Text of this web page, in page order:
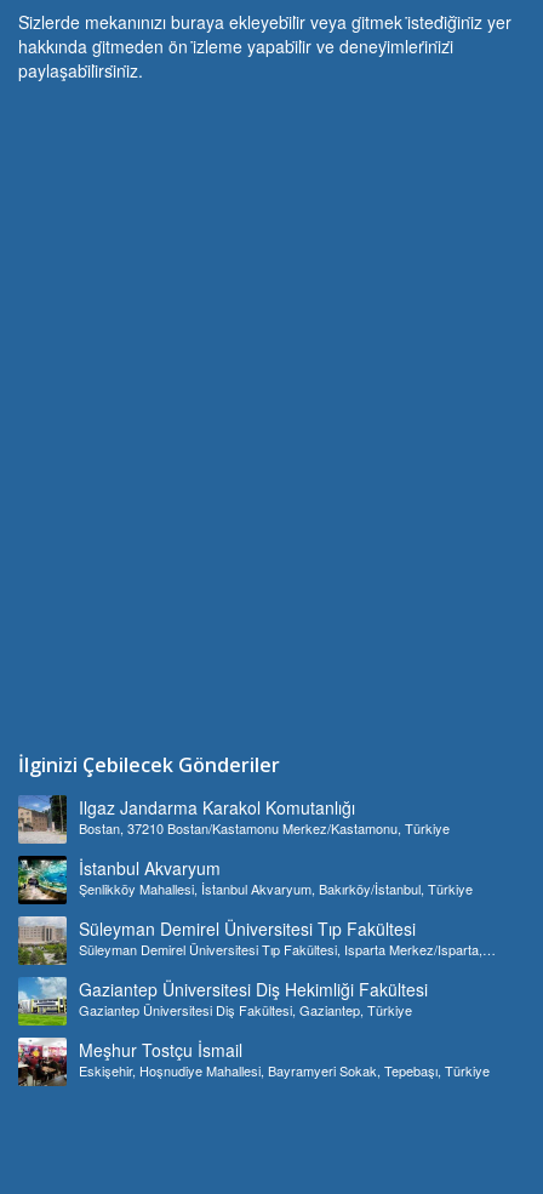
Si̇zlerde mekanınızı buraya ekleyebi̇li̇r veya gi̇tmek i̇stedi̇ği̇ni̇z yer
hakkında gi̇tmeden ön i̇zleme yapabi̇li̇r ve deneyi̇mleri̇ni̇zi̇
paylaşabi̇li̇rsi̇ni̇z.
İlginizi Çebilecek Gönderiler
Ilgaz Jandarma Karakol Komutanlığı
Bostan, 37210 Bostan/Kastamonu Merkez/Kastamonu, Türkiye
İstanbul Akvaryum
Şenlikköy Mahallesi, İstanbul Akvaryum, Bakırköy/İstanbul, Türkiye
Süleyman Demirel Üniversitesi Tıp Fakültesi
Süleyman Demirel Üniversitesi Tıp Fakültesi, Isparta Merkez/Isparta,
Gaziantep Üniversitesi Diş Hekimliği Fakültesi
Gaziantep Üniversitesi Diş Fakültesi, Gaziantep, Türkiye
Meşhur Tostçu İsmail
Eskişehir, Hoşnudiye Mahallesi, Bayramyeri Sokak, Tepebaşı, Türkiye